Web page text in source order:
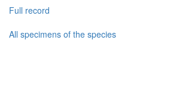
Full record
All specimens of the species